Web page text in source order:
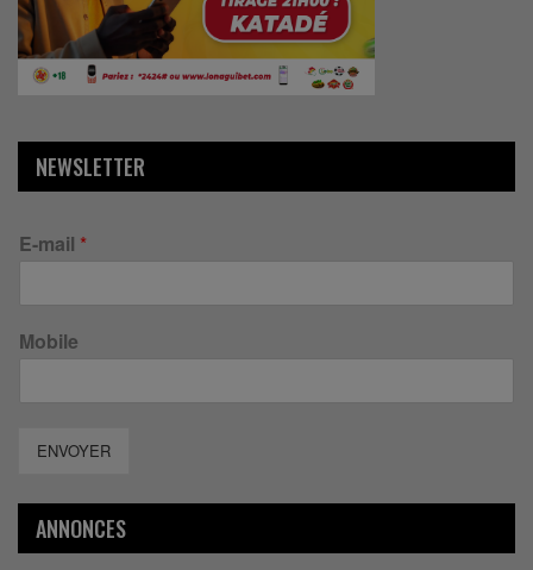
NEWSLETTER
E-mail *
Mobile
ENVOYER
ANNONCES